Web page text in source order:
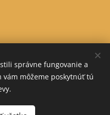
číslo:+421 918 115 030
správne fungovanie a
vám môžeme poskytnúť tú